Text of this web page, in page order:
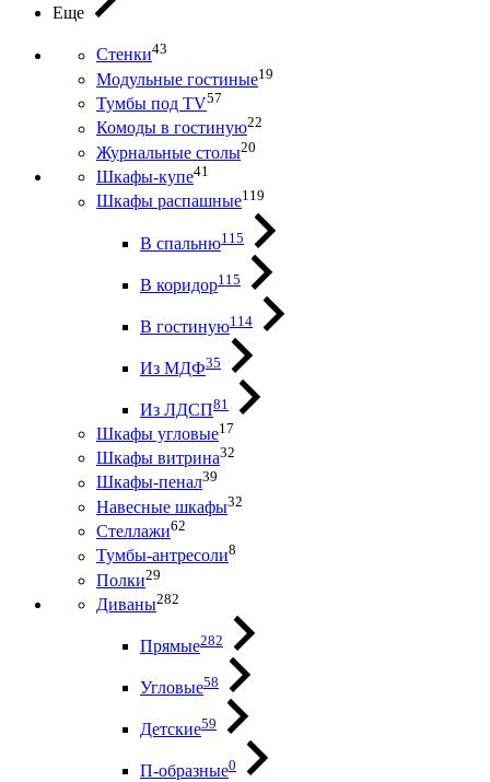
Еще
Стенки43
Модульные гостиные19
Тумбы под ТV57
Комоды в гостиную22
Журнальные столы20
Шкафы-купе41
Шкафы распашные119
В спальню115
В коридор115
В гостиную114
Из МДФ35
Из ЛДСП81
Шкафы угловые17
Шкафы витрина32
Шкафы-пенал39
Навесные шкафы32
Стеллажи62
Тумбы-антресоли8
Полки29
Диваны282
Прямые282
Угловые58
Детские59
П-образные0